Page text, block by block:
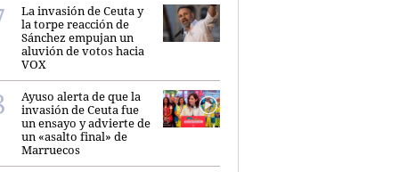
La invasión de Ceuta y
la torpe reacción de
Sánchez empujan un
aluvión de votos hacia
VOX
Ayuso alerta de que la
invasión de Ceuta fue
un ensayo y advierte de
un «asalto final» de
Marruecos